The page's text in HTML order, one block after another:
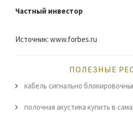
Частный инвестор
Источник: www.forbes.ru
ПОЛЕЗНЫЕ
кабель сигнально
полочная акустика купить в